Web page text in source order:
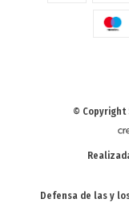
© Copyright
Defensa de las y